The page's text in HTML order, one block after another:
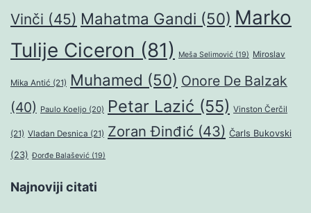
Vinči (45) Mahatma Gandi (50) Marko
Tulije Ciceron (81) Meša Selimović (19) Miroslav
Mika Antić (21) Muhamed (50) Onore De Balzak
(40) Paulo Koeljo (20) Petar Lazić (55) Vinston Čerčil
(21) Vladan Desnica (21) Zoran Đinđić (43) Čarls Bukovski
(23) Đorđe Balašević (19)
Najnoviji citati